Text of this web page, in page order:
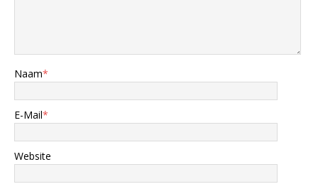
Naam*
E-Mail*
Website